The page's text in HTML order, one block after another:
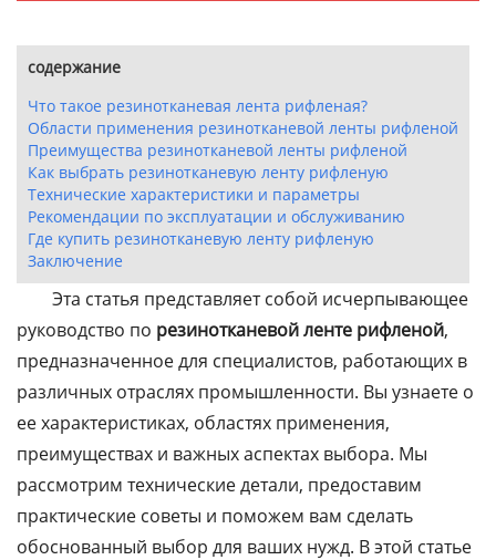
содержание
Что такое резинотканевая лента рифленая?
Области применения резинотканевой ленты рифленой
Преимущества резинотканевой ленты рифленой
Как выбрать резинотканевую ленту рифленую
Технические характеристики и параметры
Рекомендации по эксплуатации и обслуживанию
Где купить резинотканевую ленту рифленую
Заключение
Эта статья представляет собой исчерпывающее
руководство по резинотканевой ленте рифленой,
предназначенное для специалистов, работающих в
различных отраслях промышленности. Вы узнаете о
ее характеристиках, областях применения,
преимуществах и важных аспектах выбора. Мы
рассмотрим технические детали, предоставим
практические советы и поможем вам сделать
обоснованный выбор для ваших нужд. В этой статье